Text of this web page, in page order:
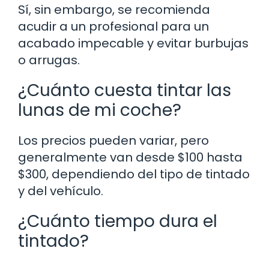
Sí, sin embargo, se recomienda
acudir a un profesional para un
acabado impecable y evitar burbujas
o arrugas.
¿Cuánto cuesta tintar las
lunas de mi coche?
Los precios pueden variar, pero
generalmente van desde $100 hasta
$300, dependiendo del tipo de tintado
y del vehículo.
¿Cuánto tiempo dura el
tintado?